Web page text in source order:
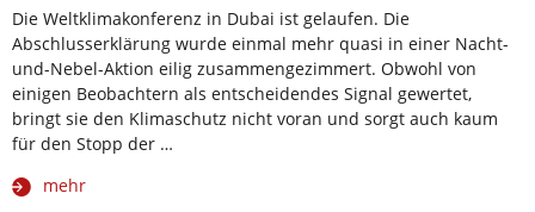
Die Weltklimakonferenz in Dubai ist gelaufen. Die
Abschlusserklärung wurde einmal mehr quasi in einer Nacht-
und-Nebel-Aktion eilig zusammengezimmert. Obwohl von
einigen Beobachtern als entscheidendes Signal gewertet,
bringt sie den Klimaschutz nicht voran und sorgt auch kaum
für den Stopp der …
mehr